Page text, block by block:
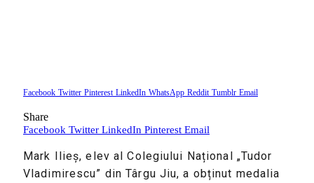
Facebook Twitter Pinterest LinkedIn WhatsApp Reddit Tumblr Email
Share
Facebook Twitter LinkedIn Pinterest Email
Mark Ilieș, elev al Colegiului Național „Tudor
Vladimirescu” din Târgu Jiu, a obținut medalia